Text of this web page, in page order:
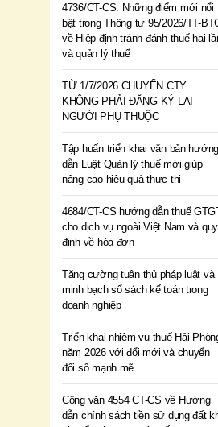
4736/CT-CS: Những điểm mới nổi
bật trong Thông tư 95/2026/TT-
về Hiệp định tránh đánh thuế hai
và quản lý thuế
TỪ 1/7/2026 CHUYỂN CTY
KHÔNG PHẢI ĐĂNG KÝ LẠI
NGƯỜI PHỤ THUỘC
Tập huấn triển khai văn bản hướng
dẫn Luật Quản lý thuế mới giúp
nâng cao hiệu quả thực thi
4684/CT-CS hướng dẫn thuế
cho dịch vụ ngoài Việt Nam và quy
định về hóa đơn
Tăng cường tuân thủ pháp luật và
minh bạch sổ sách kế toán trong
doanh nghiệp
Triển khai nhiệm vụ thuế Hải
năm 2026 với đổi mới và chuyển
đổi số mạnh mẽ
Công văn 4554 CT-CS về Hướng
dẫn chính sách tiền sử dụng đất